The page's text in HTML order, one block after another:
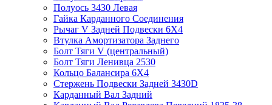
Полуось 3430 Левая
Гайка Карданного Соединения
Рычаг V Задней Подвески 6X4
Втулка Амортизатора Заднего
Болт Тяги V (центральный)
Болт Тяги Ленивца 2530
Кольцо Балансира 6X4
Стержень Подвески Задней 3430D
Карданный Вал Задний